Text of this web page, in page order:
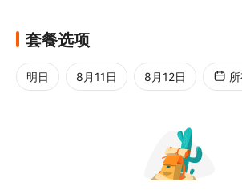
船上备有绝佳的拍照景点和烟花，
套餐选项
明日 8月11日 8月12日